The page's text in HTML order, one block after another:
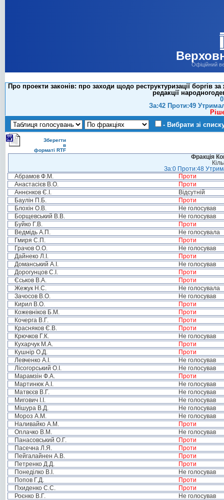
Офіційний
Про проекти законів: про заходи щодо реструктуризації боргів
редакції
За:42 Проти:49
- Вибрати зі
Зберегти
в
форматі RTF
Фракція
За:0 Проти:48
Абрамов Ф.М.
Проти
Анастасієв В.О.
Проти
Аннєнков Є.І.
Відсутній
Баулін П.Б.
Проти
Блохін О.В.
Не голосував
Борщевський В.В.
Не голосував
Буйко Г.В.
Проти
Ведмідь А.П.
Не голосувала
Гмиря С.П.
Проти
Грачов О.О.
Не голосував
Дайнеко Л.І.
Проти
Доманський А.І.
Не голосував
Дорогунцов С.І.
Проти
Єськов В.А.
Проти
Жежук Н.С.
Не голосувала
Зачосов В.О.
Не голосував
Кирил В.О.
Проти
Кожевніков Б.М.
Проти
Кочерга В.Г.
Проти
Красняков Є.В.
Проти
Крючков Г.К.
Не голосував
Кухарчук М.А.
Проти
Кушнір О.Д.
Проти
Левченко А.І.
Не голосував
Лісогорський О.І.
Не голосував
Марамзін Ф.А.
Проти
Мартинюк А.І.
Не голосував
Матвєєв В.Г.
Не голосував
Мигович І.І.
Не голосував
Мішура В.Д.
Не голосував
Мороз А.М.
Не голосував
Наливайко А.М.
Проти
Оплачко В.М.
Не голосував
Панасовський О.Г.
Проти
Пасечна Л.Я.
Проти
Пейгалайнен А.В.
Проти
Петренко Д.Д.
Проти
Понеділко В.І.
Не голосував
Попов Г.Д.
Проти
Пхиденко С.С.
Проти
Роєнко В.Г.
Не голосував